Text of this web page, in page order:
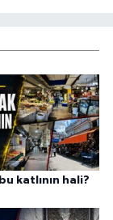
katlının hali?